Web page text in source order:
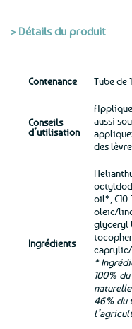
> Détails du produit
Contenance Tube de
Conseils
d’utilisation
aussi
des
Ingrédients
oil*,
oleic/
glyceryl
*
100%
naturelle
46% du